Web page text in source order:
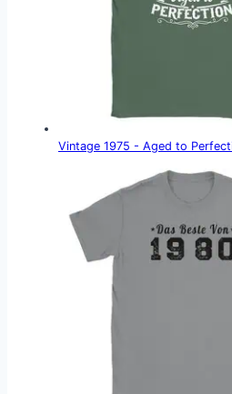
Vintage 1975 - Aged to